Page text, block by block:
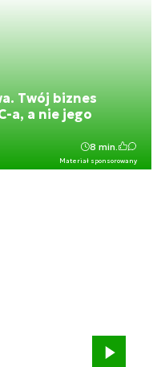
Twój biznes
a, a nie jego
Materiał sponsorowany
8 min.